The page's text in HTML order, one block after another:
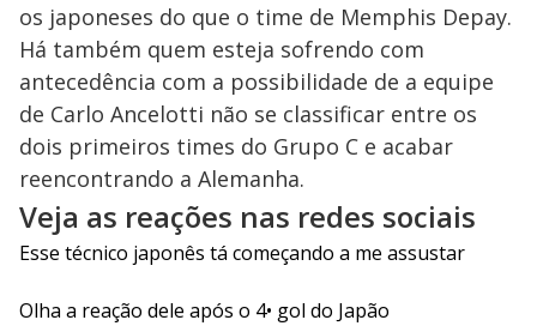
os japoneses do que o time de Memphis Depay.
Há também quem esteja sofrendo com
antecedência com a possibilidade de a equipe
de Carlo Ancelotti não se classificar entre os
dois primeiros times do Grupo C e acabar
reencontrando a Alemanha.
Veja as reações nas redes sociais
Esse técnico japonês tá começando a me assustar
Olha a reação dele após o 4• gol do Japão